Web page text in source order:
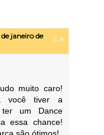
de janeiro de
muito caro!
você tiver a
ter um Dance
essa chance!
são ótimos!